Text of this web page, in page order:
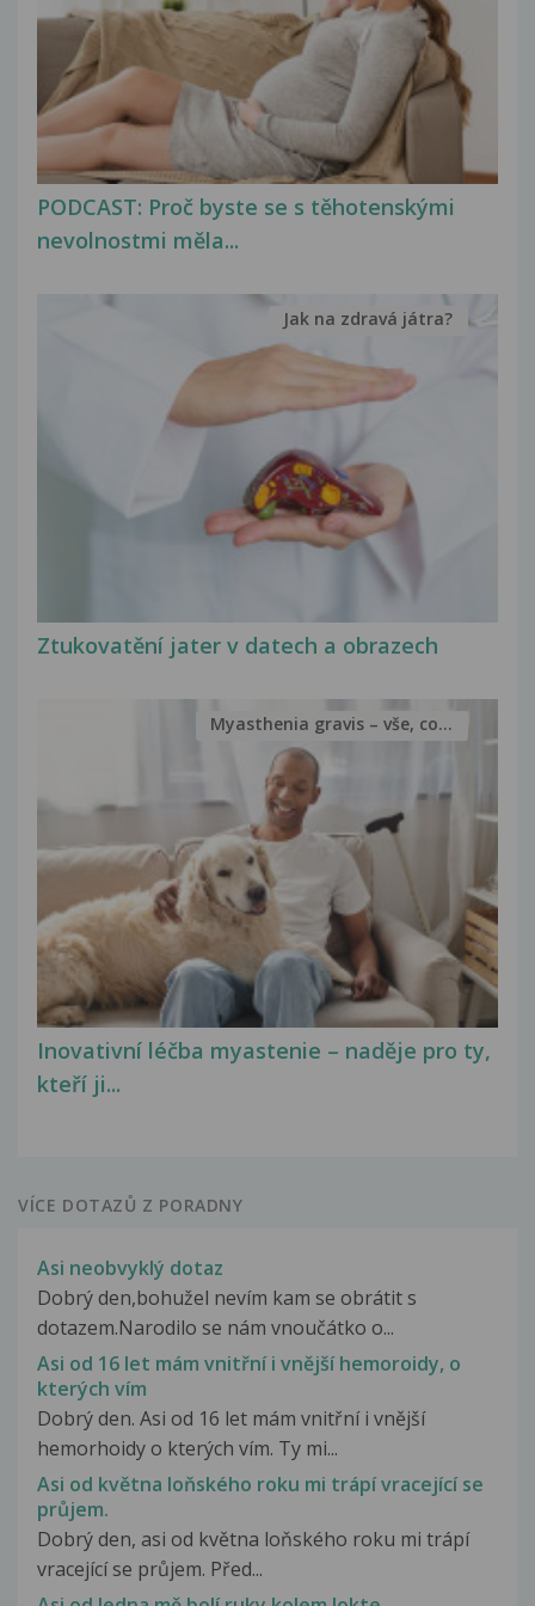
PODCAST: Proč byste se s těhotenskými
nevolnostmi měla...
Ztukovatění jater v datech a obrazech
Jak na zdravá játra?
Inovativní léčba myastenie – naděje pro ty,
kteří ji...
Myasthenia gravis – vše, co...
VÍCE DOTAZŮ Z PORADNY
Asi neobvyklý dotaz
Dobrý den,bohužel nevím kam se obrátit s
dotazem.Narodilo se nám vnoučátko o...
Asi od 16 let mám vnitřní i vnější hemoroidy, o
kterých vím
Dobrý den. Asi od 16 let mám vnitřní i vnější
hemorhoidy o kterých vím. Ty mi...
Asi od května loňského roku mi trápí vracející se
průjem.
Dobrý den, asi od května loňského roku mi trápí
vracející se průjem. Před...